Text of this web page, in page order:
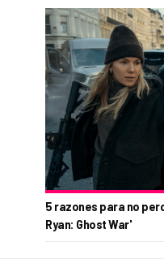
5 razones para no
Ryan: Ghost War'